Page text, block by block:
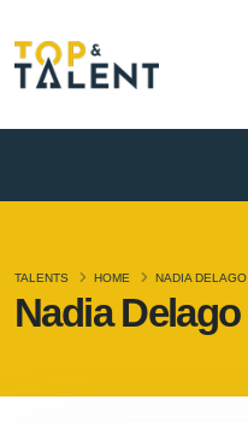
Nadia Delago
TALENTS HOME NADIA DELAGO